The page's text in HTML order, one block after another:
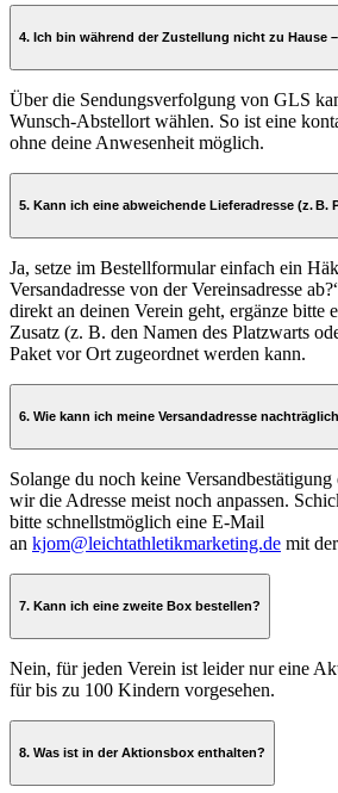
4. Ich bin während der Zustellung nicht zu Hause
Über die Sendungsverfolgung von GLS
Wunsch-Abstellort wählen. So ist eine
ohne deine Anwesenheit möglich.
5. Kann ich eine abweichende Lieferadresse (z. B.
Ja, setze im Bestellformular einfach ein
Versandadresse von der Vereinsadresse
direkt an deinen Verein geht, ergänze bitte
Zusatz (z. B. den Namen des Platzwarts
Paket vor Ort zugeordnet werden kann.
6. Wie kann ich meine Versandadresse
Solange du noch keine
wir die Adresse meist noch anpassen.
bitte schnellstmöglich eine E-Mail
an kjom@leichtathletikmarketing.de mit
7. Kann ich eine zweite Box bestellen?
Nein, für jeden Verein ist leider nur eine
für bis zu 100 Kindern vorgesehen.
8. Was ist in der Aktionsbox enthalten?